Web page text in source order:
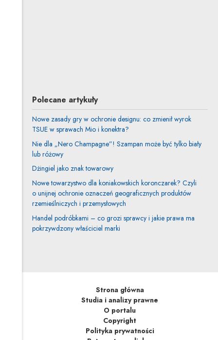
Polecane artykuły
Nowe zasady gry w ochronie designu: co zmienił wyrok
TSUE w sprawach Mio i konektra?
Nie dla „Nero Champagne”! Szampan może być tylko biały
lub różowy
Dżingiel jako znak towarowy
Nowe towarzystwo dla koniakowskich koronczarek? Czyli
o unijnej ochronie oznaczeń geograficznych produktów
rzemieślniczych i przemysłowych
Handel podróbkami – co grozi sprawcy i jakie prawa ma
pokrzywdzony właściciel marki
Strona główna
Studia i analizy prawne
O portalu
Copyright
Polityka prywatności